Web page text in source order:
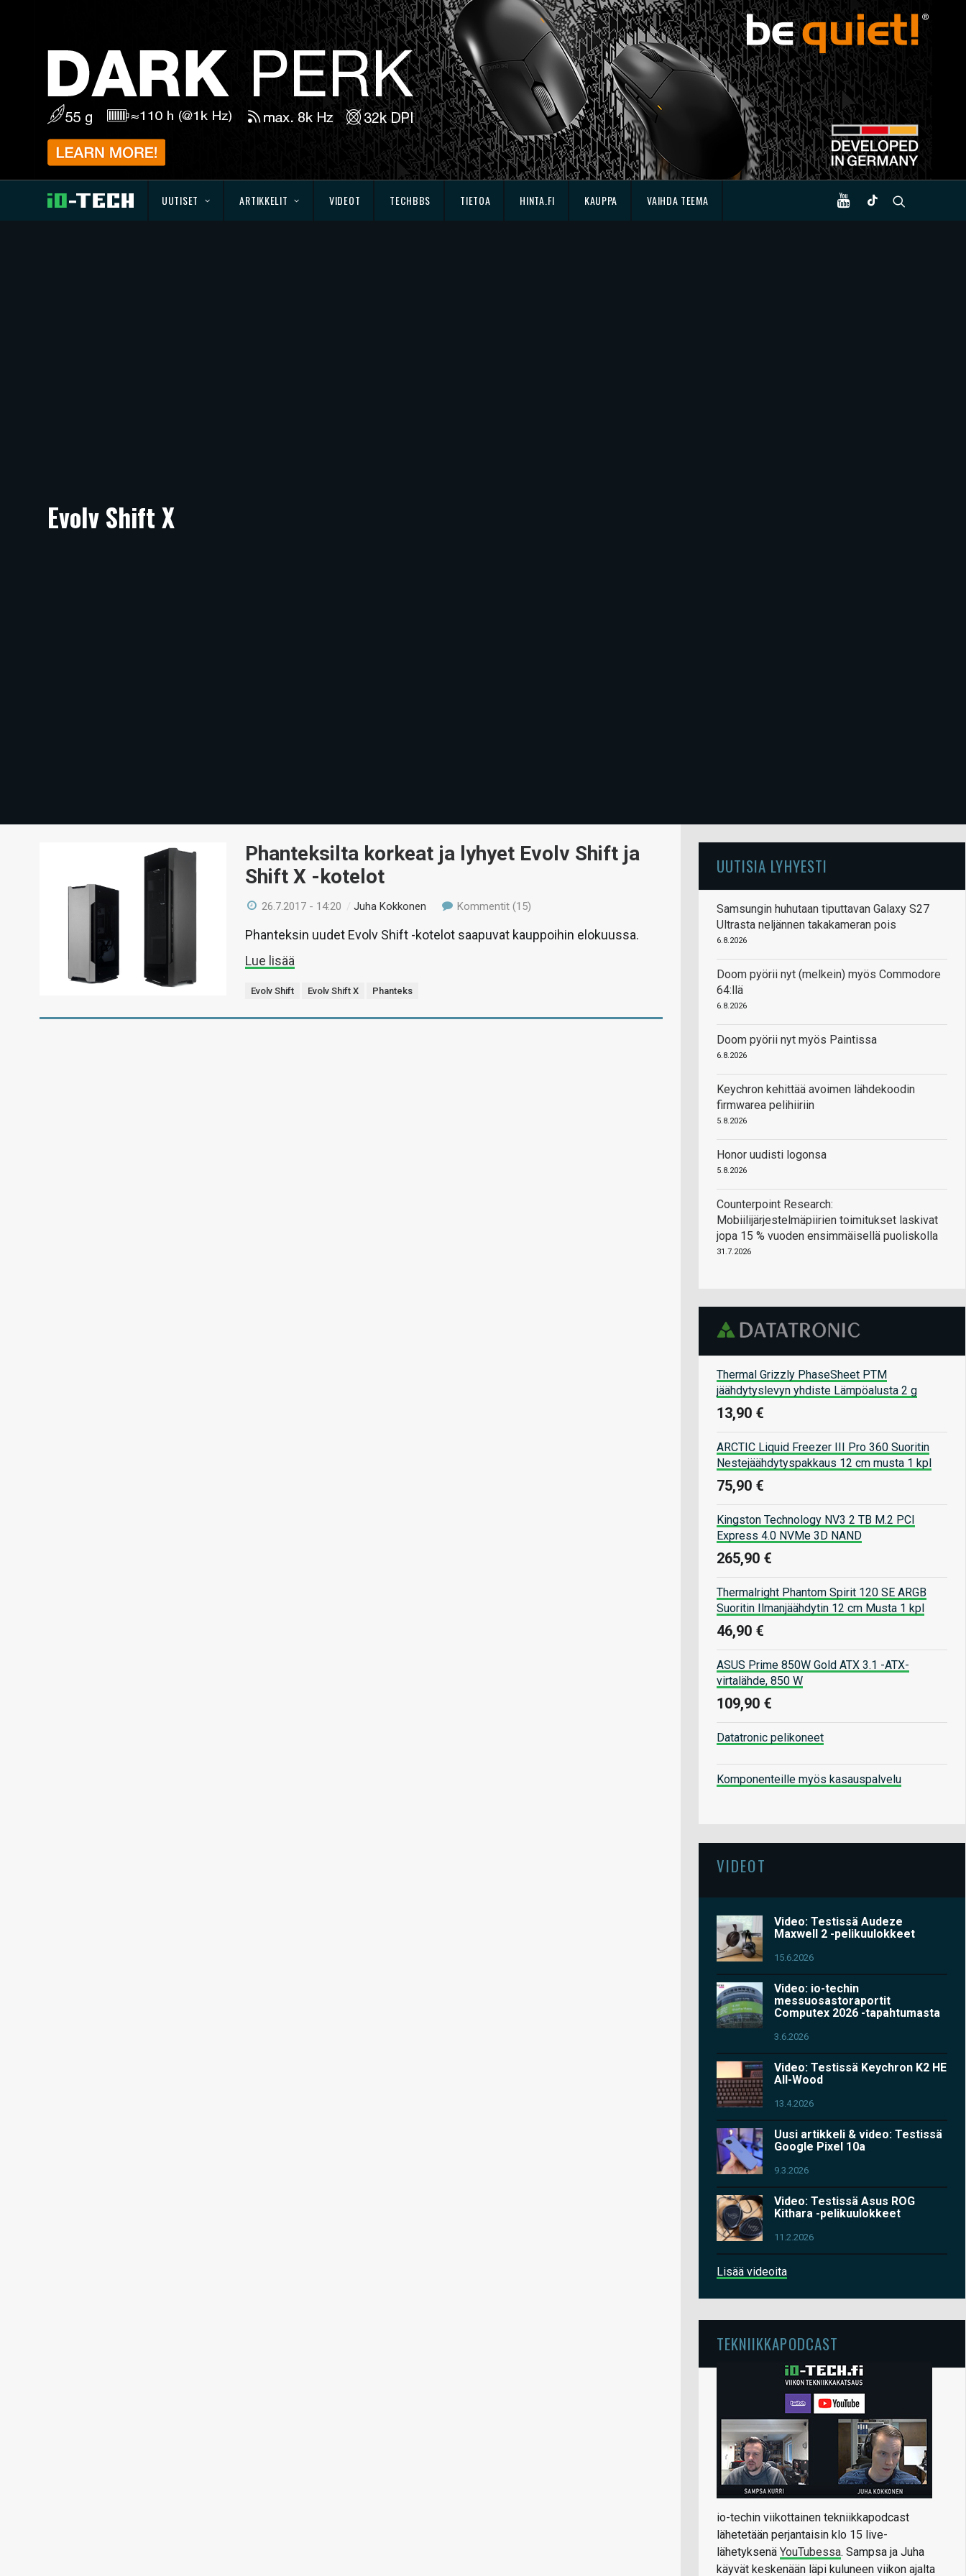
UUTISET ARTIKKELIT VIDEOT TECHBBS TIETOA HINTA.FI KAUPPA VAIHDA TEEMA
Evolv Shift X
Phanteksilta korkeat ja lyhyet Evolv Shift ja
Shift X -kotelot
26.7.2017 - 14:20 /Juha Kokkonen Kommentit (15)
Phanteksin uudet Evolv Shift -kotelot saapuvat kauppoihin elokuussa.
Lue lisää
Evolv Shift Evolv Shift X Phanteks
UUTISIA LYHYESTI
Samsungin huhutaan tiputtavan Galaxy S27
Ultrasta neljännen takakameran pois
6.8.2026
Doom pyörii nyt (melkein) myös Commodore
64:llä
6.8.2026
Doom pyörii nyt myös Paintissa
6.8.2026
Keychron kehittää avoimen lähdekoodin
firmwarea pelihiiriin
5.8.2026
Honor uudisti logonsa
5.8.2026
Counterpoint Research:
Mobiilijärjestelmäpiirien toimitukset laskivat
jopa 15 % vuoden ensimmäisellä puoliskolla
31.7.2026
Thermal Grizzly PhaseSheet PTM
jäähdytyslevyn yhdiste Lämpöalusta 2 g
13,90 €
ARCTIC Liquid Freezer III Pro 360 Suoritin
Nestejäähdytyspakkaus 12 cm musta 1 kpl
75,90 €
Kingston Technology NV3 2 TB M.2 PCI
Express 4.0 NVMe 3D NAND
265,90 €
Thermalright Phantom Spirit 120 SE ARGB
Suoritin Ilmanjäähdytin 12 cm Musta 1 kpl
46,90 €
ASUS Prime 850W Gold ATX 3.1 -ATX-
virtalähde, 850 W
109,90 €
Datatronic pelikoneet
Komponenteille myös kasauspalvelu
VIDEOT
Video: Testissä Audeze
Maxwell 2 -pelikuulokkeet
15.6.2026
Video: io-techin
messuosastoraportit
Computex 2026 -tapahtumasta
3.6.2026
Video: Testissä Keychron K2 HE
All-Wood
13.4.2026
Uusi artikkeli & video: Testissä
Google Pixel 10a
9.3.2026
Video: Testissä Asus ROG
Kithara -pelikuulokkeet
11.2.2026
Lisää videoita
TEKNIIKKAPODCAST
io-techin viikottainen tekniikkapodcast
lähetetään perjantaisin klo 15 live-
lähetyksenä YouTubessa. Sampsa ja Juha
käyvät keskenään läpi kuluneen viikon ajalta